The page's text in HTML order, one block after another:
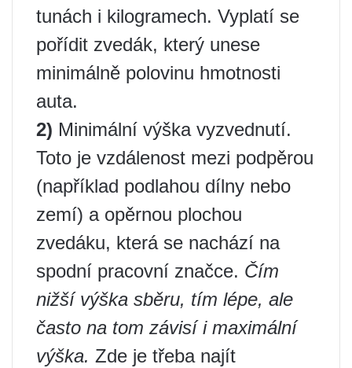
tunách i kilogramech. Vyplatí se
pořídit zvedák, který unese
minimálně polovinu hmotnosti
auta.
2) Minimální výška vyzvednutí.
Toto je vzdálenost mezi podpěrou
(například podlahou dílny nebo
zemí) a opěrnou plochou
zvedáku, která se nachází na
spodní pracovní značce. Čím
nižší výška sběru, tím lépe, ale
často na tom závisí i maximální
výška. Zde je třeba najít